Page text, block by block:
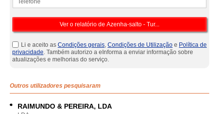
Li e aceito as Condições gerais, Condições de Utilização e Política de
privacidade. Também autorizo a eInforma a enviar informação sobre
atualizações e melhorias do serviço.
Outros utilizadores pesquisaram
RAIMUNDO & PEREIRA, LDA